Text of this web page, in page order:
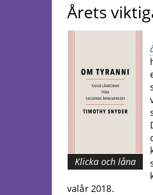
Årets
Klicka och låna
valår 2018.